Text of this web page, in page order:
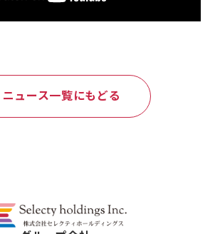
ニュース一覧にもどる